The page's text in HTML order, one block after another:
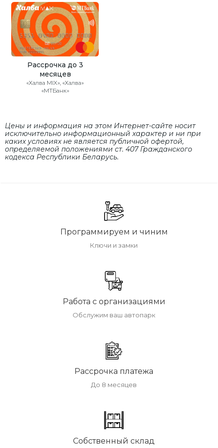
Рассрочка до 3
месяцев
«Халва MIX», «Халва»
«МТБанк»
Цены и информация на этом Интернет-сайте носит
исключительно информационный характер и ни при
каких условиях не является публичной офертой,
определяемой положениями cт. 407 Гражданского
кодекса Республики Беларусь.
Программируем и чиним
Ключи и замки
Работа с организациями
Обслужим ваш автопарк
Рассрочка платежа
До 8 месяцев
Собственный склад